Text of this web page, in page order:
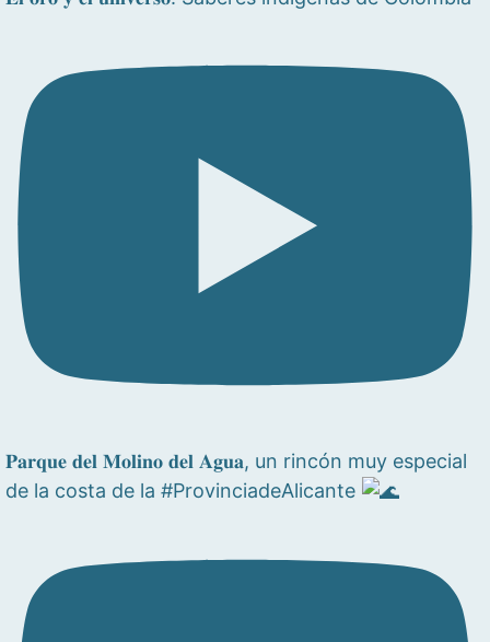
𝐏𝐚𝐫𝐪𝐮𝐞 𝐝𝐞𝐥 𝐌𝐨𝐥𝐢𝐧𝐨 𝐝𝐞𝐥 𝐀𝐠𝐮𝐚, un rincón muy especial
de la costa de la #ProvinciadeAlicante